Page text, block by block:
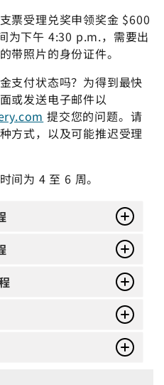
票受理兑奖申领奖金 $600
为下午 4:30 p.m.，需要出
带照片的身份证件。
支付状态吗？为得到最快
或发送电子邮件以
提交您的问题。请
方式，以及可能推迟受理
间为 4 至 6 周。